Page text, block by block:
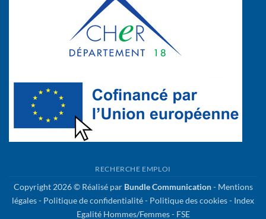
RECHERCHE EMPLOI
Copyright 2026 © Réalisé par Bundle Communication- Mentions
légales- Politique de confidentialité- Politique des cookies- Index
Egalité Hommes/Femmes- FSE